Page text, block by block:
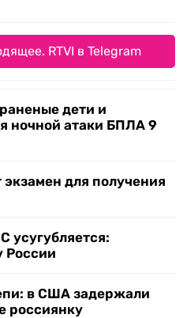
RTVI в Telegram
дети и
ночной атаки БПЛА 9
для получения
усугубляется:
России
в США задержали
россиянку